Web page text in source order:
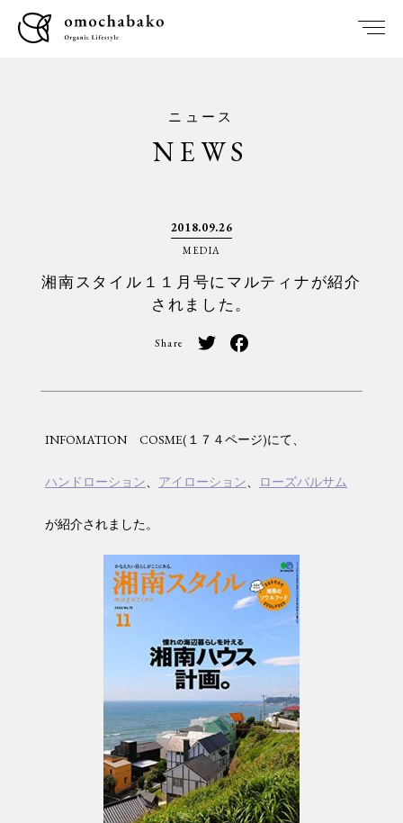
ニュース
NEWS
2018.09.26
MEDIA
湘南スタイル１１月号にマルティナが紹介
されました。
Share
INFOMATION COSME(１７４ページ)にて、
ハンドローション、 アイローション、 ローズバルサム
が紹介されました。